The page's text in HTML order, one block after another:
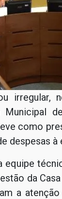
irregular,
como
despesas à
da
a